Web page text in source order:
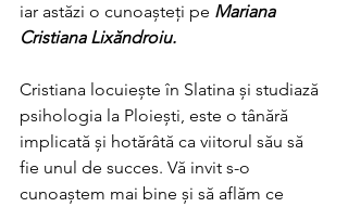
iar astăzi o cunoașteți pe Mariana
Cristiana Lixăndroiu.
Cristiana locuiește în Slatina și studiază
psihologia la Ploiești, este o tânără
implicată și hotărâtă ca viitorul său să
fie unul de succes. Vă invit s-o
cunoaștem mai bine și să aflăm ce